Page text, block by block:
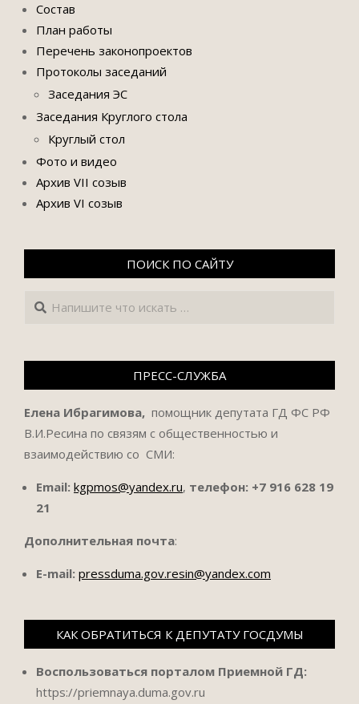
Состав
План работы
Перечень законопроектов
Протоколы заседаний
Заседания ЭС
Заседания Круглого стола
Круглый стол
Фото и видео
Архив VII созыв
Архив VI созыв
ПОИСК ПО САЙТУ
Поиск
ПРЕСС-СЛУЖБА
Елена Ибрагимова, помощник депутата ГД ФС РФ
В.И.Ресина по связям с общественностью и
взаимодействию со СМИ:
Email: kgpmos@yandex.ru, телефон: +7 916 628 19
21
Дополнительная почта:
E-mail: pressduma.gov.resin@yandex.com
КАК ОБРАТИТЬСЯ К ДЕПУТАТУ ГОСДУМЫ
Воспользоваться порталом Приемной ГД:
https://priemnaya.duma.gov.ru